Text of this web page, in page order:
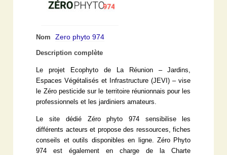
Nom Zero phyto 974
Description complète
Le projet Ecophyto de La Réunion – Jardins,
Espaces Végétalisés et Infrastructure (JEVI) – vise
le Zéro pesticide sur le territoire réunionnais pour les
professionnels et les jardiniers amateurs.
Le site dédié Zéro phyto 974 sensibilise les
différents acteurs et propose des ressources, fiches
conseils et outils disponibles en ligne. Zéro Phyto
974 est également en charge de la Charte